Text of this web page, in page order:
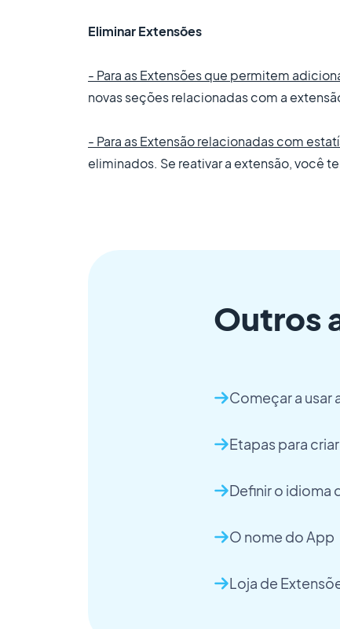
Eliminar Extensões
- Para as Extensões que permitem
novas seções relacionadas com a
- Para as Extensão relacionadas com
eliminados. Se reativar a extensão, você
Outros
Começar a usar
Etapas para
Definir o idioma
O nome do App
Loja de